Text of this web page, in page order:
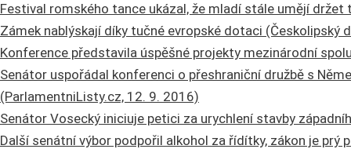
Festival romského tance ukázal, že mladí stále umějí držet
Zámek nablýskají díky tučné evropské dotaci (Českolipský
Konference představila úspěšné projekty mezinárodní
Senátor uspořádal konferenci o přeshraniční družbě s
(ParlamentniListy.cz, 12. 9. 2016)
Senátor Vosecký iniciuje petici za urychlení stavby
Další senátní výbor podpořil alkohol za řídítky, zákon je prý